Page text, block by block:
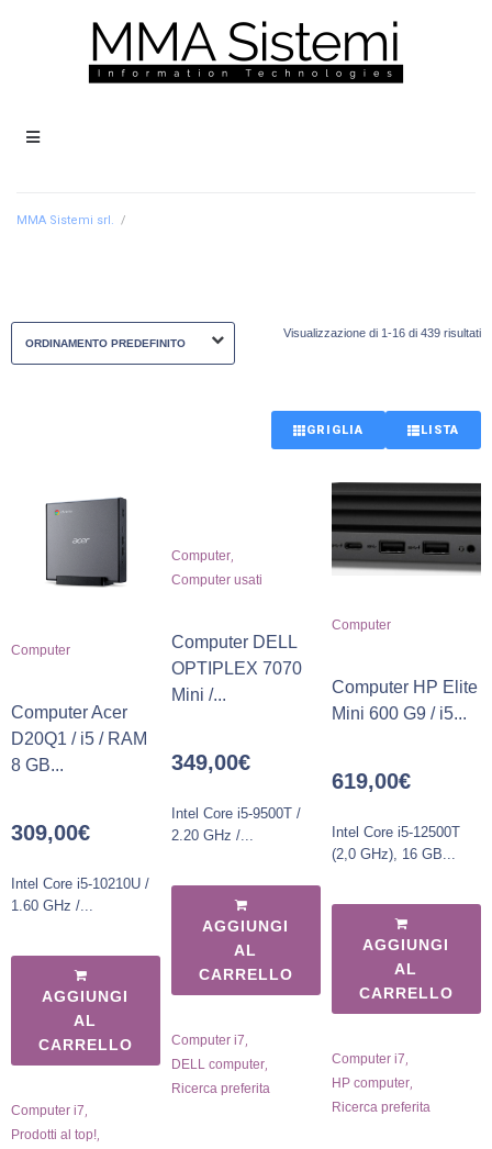
MMA Sistemi srl. /
Visualizzazione di 1-16 di 439 risultati
GRIGLIA LISTA
Computer
Computer Acer
D20Q1 / i5 / RAM
8 GB...
309,00€
Intel Core i5-10210U /
1.60 GHz /...
AGGIUNGI
AL
CARRELLO
Computer i7
Prodotti al top!
Computer,
Computer usati
Computer DELL
OPTIPLEX 7070
Mini /...
349,00€
Intel Core i5-9500T /
2.20 GHz /...
AGGIUNGI
AL
CARRELLO
Computer i7
DELL computer,
Ricerca preferita
Computer
Computer HP Elite
Mini 600 G9 / i5...
619,00€
Intel Core i5-12500T
(2,0 GHz), 16 GB...
AGGIUNGI
AL
CARRELLO
Computer i7
HP computer,
Ricerca preferita